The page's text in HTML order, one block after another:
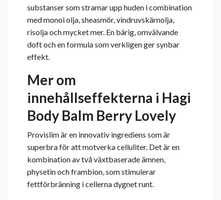
substanser som stramar upp huden i combination
med monoi olja, sheasmör, vindruvskärnolja,
risolja och mycket mer. En bärig, omvälvande
doft och en formula som verkligen ger synbar
effekt.
Mer om
innehållseffekterna i Hagi
Body Balm Berry Lovely
Provislim är en innovativ ingrediens som är
superbra för att motverka celluliter. Det är en
kombination av två växtbaserade ämnen,
physetin och frambion, som stimulerar
fettförbränning i cellerna dygnet runt.